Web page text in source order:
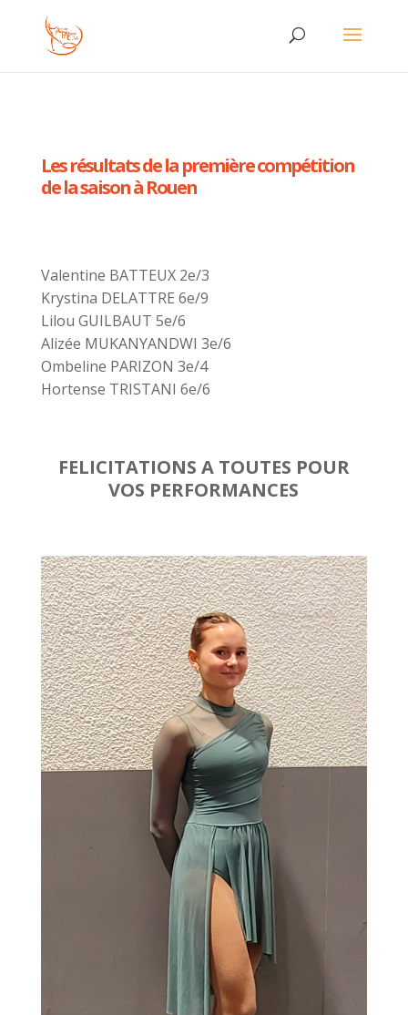
Les résultats de la première compétition
de la saison à Rouen
Valentine BATTEUX 2e/3
Krystina DELATTRE 6e/9
Lilou GUILBAUT 5e/6
Alizée MUKANYANDWI 3e/6
Ombeline PARIZON 3e/4
Hortense TRISTANI 6e/6
FELICITATIONS A TOUTES POUR
VOS PERFORMANCES